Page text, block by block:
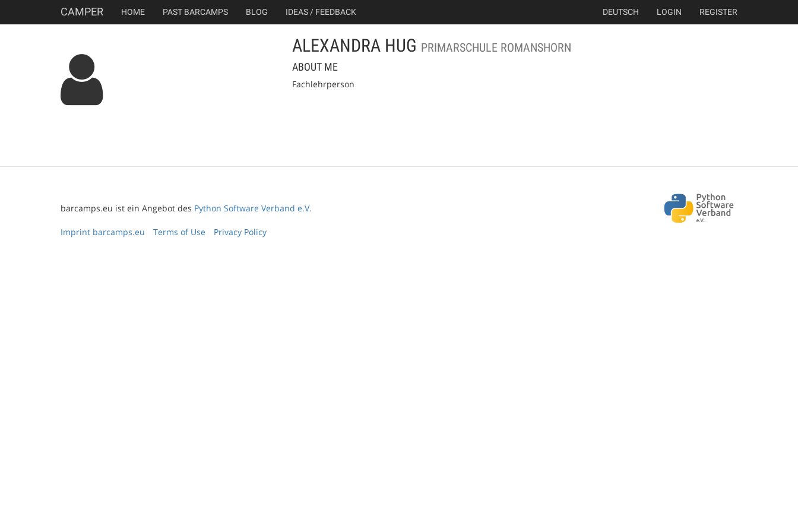
CAMPER HOME PAST BARCAMPS BLOG IDEAS / FEEDBACK DEUTSCH LOGIN REGISTER
ALEXANDRA HUG PRIMARSCHULE ROMANSHORN
ABOUT ME
Fachlehrperson
barcamps.eu ist ein Angebot des Python Software Verband e.V.
Imprint barcamps.eu Terms of Use Privacy Policy